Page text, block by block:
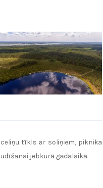
tīkls ar soliņiem, piknika
jebkurā gadalaikā.